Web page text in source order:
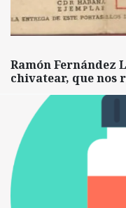
Ramón Fernández
chivatear, que nos